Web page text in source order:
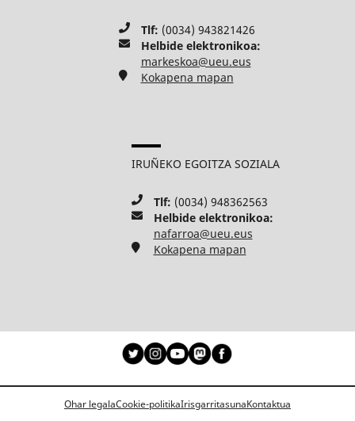
Tlf: (0034) 943821426
Helbide elektronikoa:
markeskoa@ueu.eus
Kokapena mapan
IRUÑEKO EGOITZA SOZIALA
Tlf: (0034) 948362563
Helbide elektronikoa:
nafarroa@ueu.eus
Kokapena mapan
Ohar legalaCookie-politikaIrisgarritasunaKontaktua